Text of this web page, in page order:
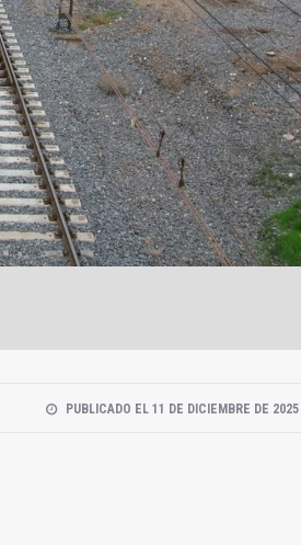
PUBLICADO EL 11 DE DICIEMBRE DE 2025